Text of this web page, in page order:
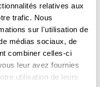
relatives aux
trafic. Nous
sur l'utilisation de
médias sociaux, de
combiner celles-ci
leur avez fournies
utilisation de leurs